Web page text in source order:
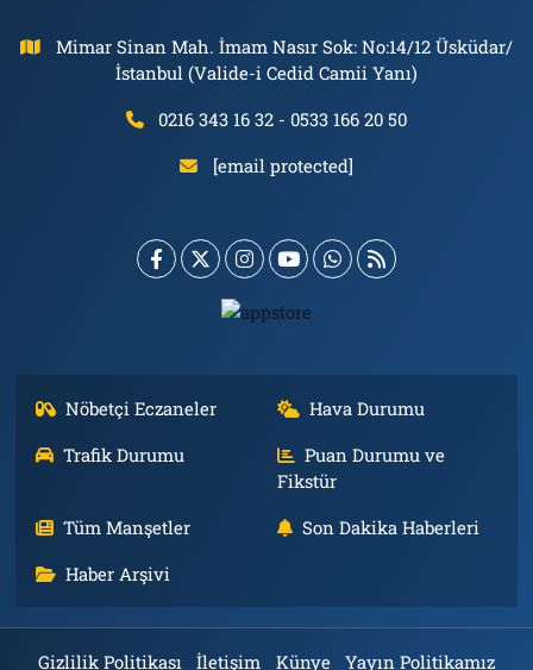
Mimar Sinan Mah. İmam Nasır Sok: No:14/12 Üsküdar/
İstanbul (Valide-i Cedid Camii Yanı)
0216 343 16 32 - 0533 166 20 50
[email protected]
Nöbetçi Eczaneler
Hava Durumu
Trafik Durumu
Puan Durumu ve
Fikstür
Tüm Manşetler
Son Dakika Haberleri
Haber Arşivi
Gizlilik Politikası İletişim Künye Yayın Politikamız